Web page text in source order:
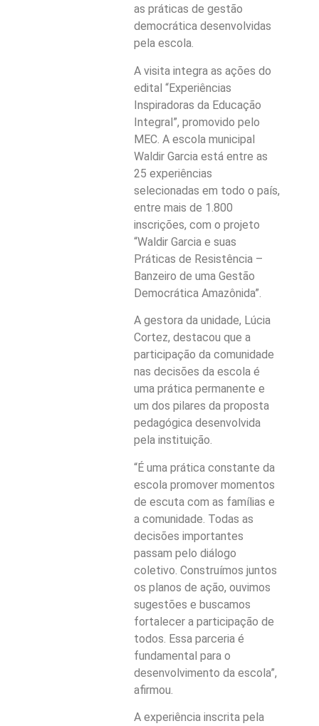
as práticas de gestão
democrática desenvolvidas
pela escola.
A visita integra as ações do
edital “Experiências
Inspiradoras da Educação
Integral”, promovido pelo
MEC. A escola municipal
Waldir Garcia está entre as
25 experiências
selecionadas em todo o país,
entre mais de 1.800
inscrições, com o projeto
“Waldir Garcia e suas
Práticas de Resistência –
Banzeiro de uma Gestão
Democrática Amazônida”.
A gestora da unidade, Lúcia
Cortez, destacou que a
participação da comunidade
nas decisões da escola é
uma prática permanente e
um dos pilares da proposta
pedagógica desenvolvida
pela instituição.
“É uma prática constante da
escola promover momentos
de escuta com as famílias e
a comunidade. Todas as
decisões importantes
passam pelo diálogo
coletivo. Construímos juntos
os planos de ação, ouvimos
sugestões e buscamos
fortalecer a participação de
todos. Essa parceria é
fundamental para o
desenvolvimento da escola”,
afirmou.
A experiência inscrita pela